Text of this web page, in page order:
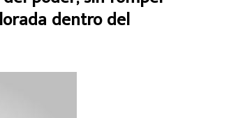
dentro del